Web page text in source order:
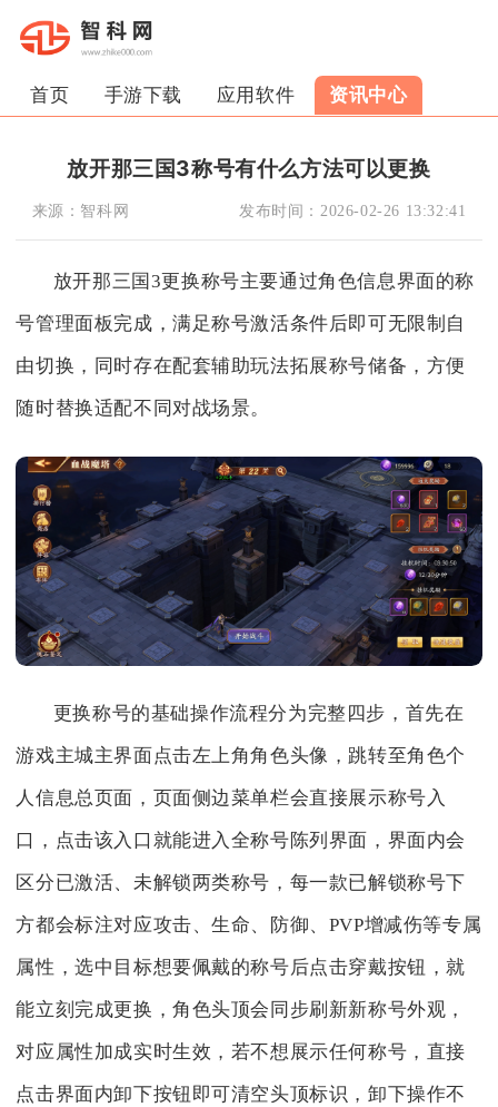
首页 手游下载 应用软件 资讯中心
放开那三国3称号有什么方法可以更换
来源： 智科网 发布时间： 2026-02-26 13:32:41
放开那三国3更换称号主要通过角色信息界面的称
号管理面板完成，满足称号激活条件后即可无限制自
由切换，同时存在配套辅助玩法拓展称号储备，方便
随时替换适配不同对战场景。
更换称号的基础操作流程分为完整四步，首先在
游戏主城主界面点击左上角角色头像，跳转至角色个
人信息总页面，页面侧边菜单栏会直接展示称号入
口，点击该入口就能进入全称号陈列界面，界面内会
区分已激活、未解锁两类称号，每一款已解锁称号下
方都会标注对应攻击、生命、防御、PVP增减伤等专属
属性，选中目标想要佩戴的称号后点击穿戴按钮，就
能立刻完成更换，角色头顶会同步刷新新称号外观，
对应属性加成实时生效，若不想展示任何称号，直接
点击界面内卸下按钮即可清空头顶标识，卸下操作不